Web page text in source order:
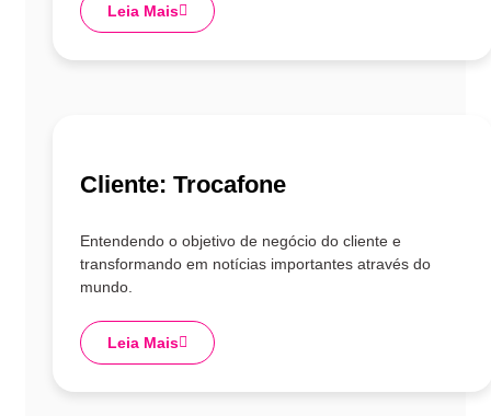
Leia Mais
Cliente: Trocafone
Entendendo o objetivo de negócio do cliente e
transformando em notícias importantes através do
mundo.
Leia Mais